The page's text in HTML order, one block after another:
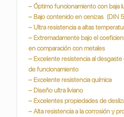
– Óptimo funcionamiento con baja
– Bajo contenido en cenizas (DIN
– Ultra resistencia a altas
– Extremadamente bajo el
en comparación con metales
– Excelente resistencia al
de funcionamiento
– Excelente resistencia química
– Diseño ultra liviano
– Excelentes propiedades de
– Alta resistencia a la corrosión y